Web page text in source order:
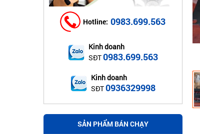
Hotline: 0983.699.563
Kinh doanh
SĐT0983.699.563
Kinh doanh
SĐT0936329998
SẢN PHẨM BÁN CHẠY